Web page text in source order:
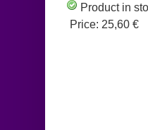
Product in
Price: 25,60 €